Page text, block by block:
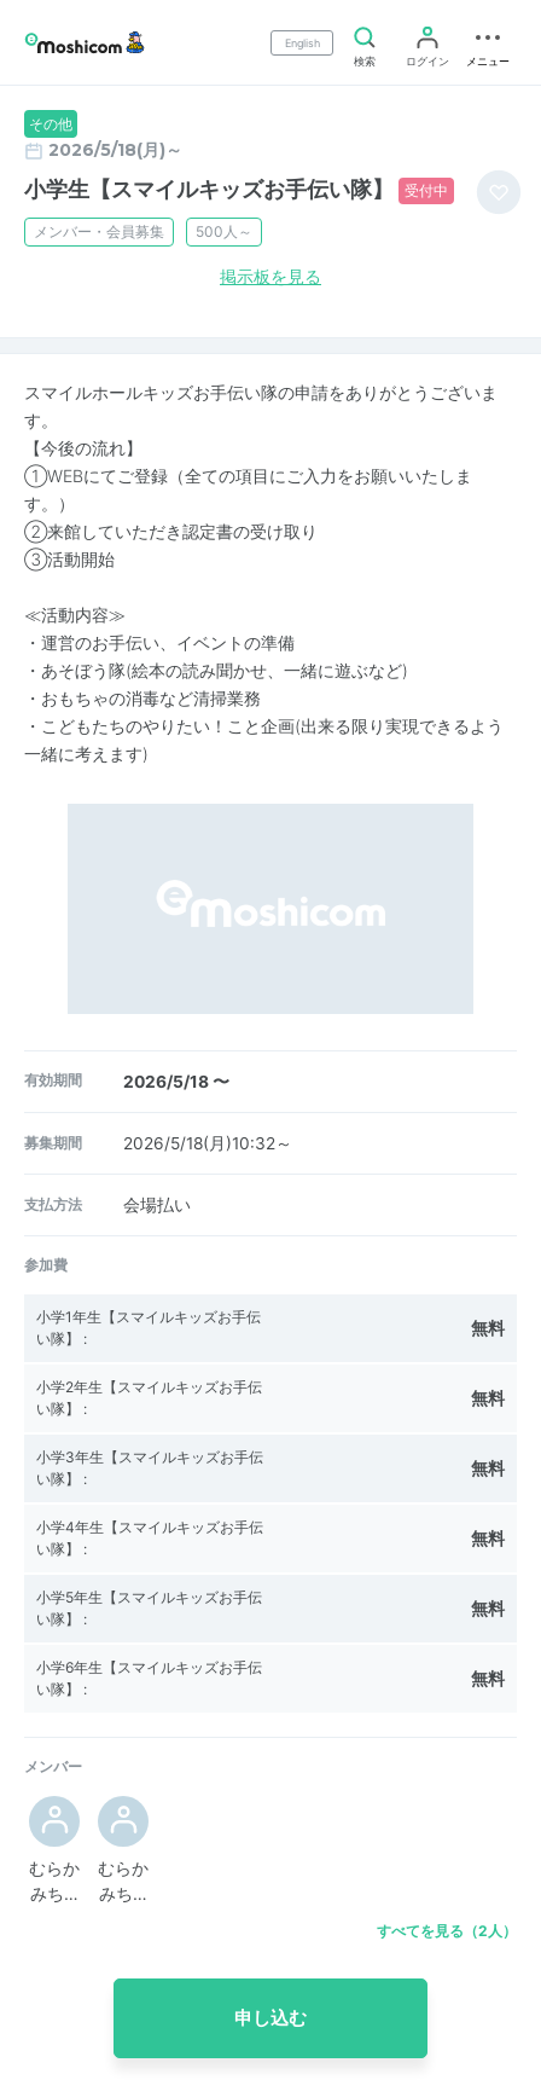
English
検索
ログイン メニュー
その他
2026/5/18(月)～
小学生【スマイルキッズお手伝い隊】 受付中
メンバー・会員募集 500人～
掲示板を見る
スマイルホールキッズお手伝い隊の申請をありがとうございま
す。
【今後の流れ】
➀WEBにてご登録（全ての項目にご入力をお願いいたしま
す。）
➁来館していただき認定書の受け取り
➂活動開始
≪活動内容≫
・運営のお手伝い、イベントの準備
・あそぼう隊(絵本の読み聞かせ、一緒に遊ぶなど)
・おもちゃの消毒など清掃業務
・こどもたちのやりたい！こと企画(出来る限り実現できるよう
一緒に考えます)
有効期間 2026/5/18 〜
募集期間 2026/5/18(月)10:32～
支払方法 会場払い
参加費
小学1年生【スマイルキッズお手伝
い隊】 : 無料
小学2年生【スマイルキッズお手伝
い隊】 : 無料
小学3年生【スマイルキッズお手伝
い隊】 : 無料
小学4年生【スマイルキッズお手伝
い隊】 : 無料
小学5年生【スマイルキッズお手伝
い隊】 : 無料
小学6年生【スマイルキッズお手伝
い隊】 : 無料
メンバー
むらか
みち…
むらか
みち…
すべてを見る（2人）
申し込む